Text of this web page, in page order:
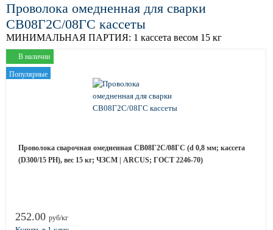
Проволока омедненная для сварки
СВ08Г2С/08ГС кассеты
МИНИМАЛЬНАЯ ПАРТИЯ: 1 кассета весом 15 кг
В наличии
Популярные
Проволока сварочная омедненная СВ08Г2С/08ГС (d 0,8 мм; кассета
(D300/15 РН), вес 15 кг; ЧЗСМ | ARCUS; ГОСТ 2246-70)
252.00 руб/кг